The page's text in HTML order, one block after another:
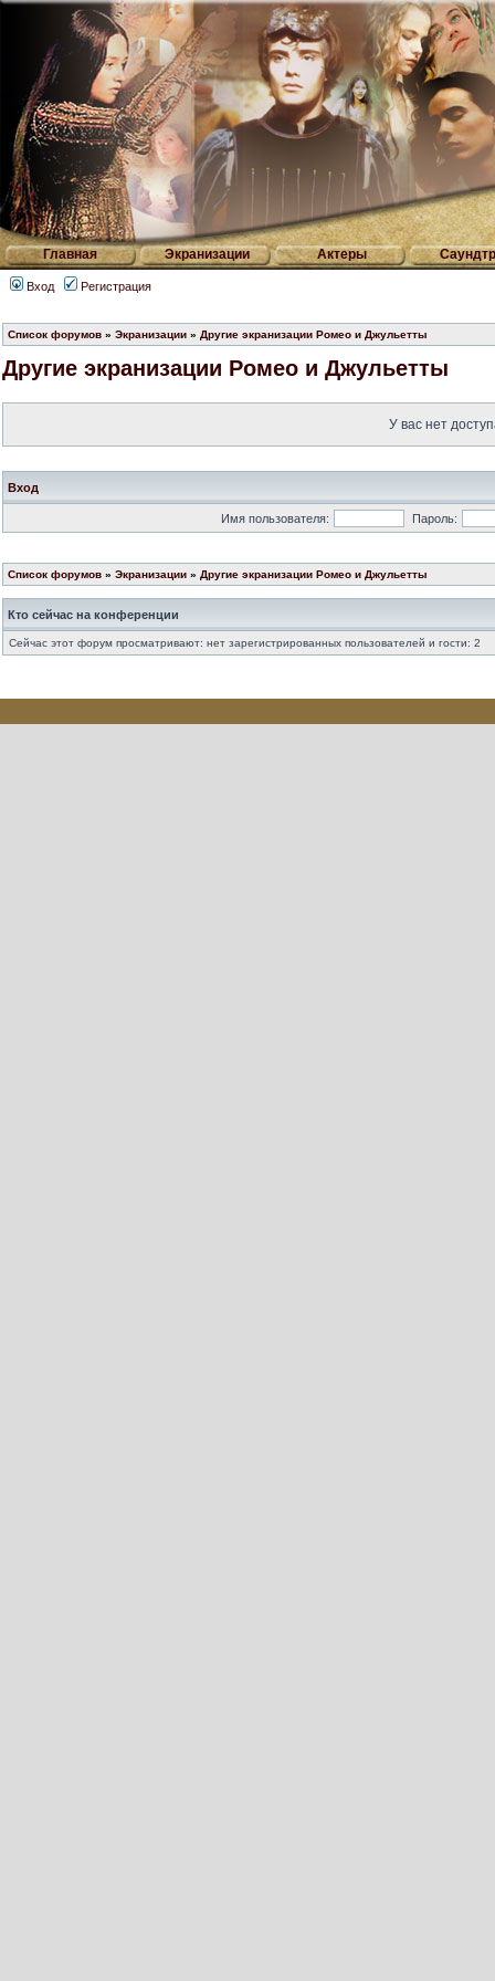
Главная Экранизации Актеры
Вход Регистрация
Список форумов » Экранизации » Другие экранизации Ромео и Джульетты
Другие экранизации Ромео и Джульетты
У вас нет
Вход
Имя пользователя: Пароль:
Список форумов » Экранизации » Другие экранизации Ромео и Джульетты
Кто сейчас на конференции
Сейчас этот форум просматривают: нет зарегистрированных пользователей и гости: 2